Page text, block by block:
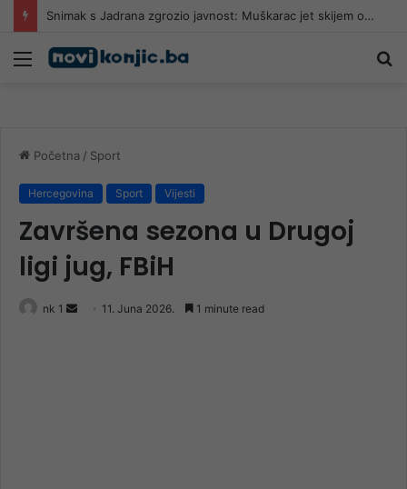
Snimak s Jadrana zgrozio javnost: Muškarac jet skijem ometao avione koji su gasili požar
Meni
Početna / Sport
Hercegovina Sport Vijesti
Završena sezona u Drugoj
ligi jug, FBiH
nk 1
Send 11. Juna 2026. 1 minute read